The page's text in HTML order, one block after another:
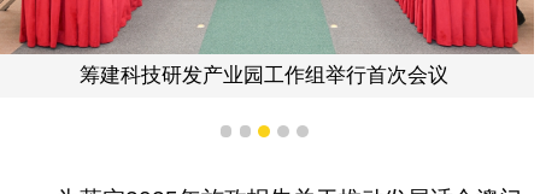
筹建科技研发产业园工作组举行首次会议
1 2 3 4 5